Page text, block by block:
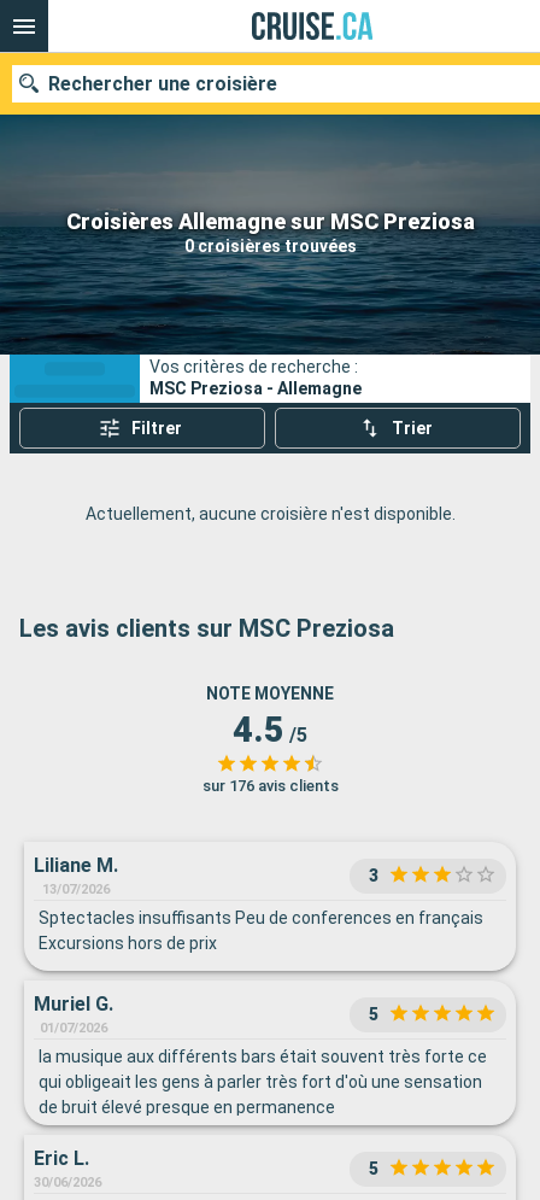
Croisières Allemagne sur MSC Preziosa
0 croisières trouvées
Rechercher une croisière
Nos destinations
Mois de départ
Ports Compagnies
Rechercher
Vos critères de recherche :
MSC Preziosa - Allemagne
Filtrer Trier
Actuellement, aucune croisière n'est disponible.
Les avis clients sur MSC Preziosa
NOTE MOYENNE
4.5 /5
sur 176 avis clients
Liliane M.
13/07/2026
3
Sptectacles insuffisants Peu de conferences en français
Excursions hors de prix
Muriel G.
01/07/2026
5
la musique aux différents bars était souvent très forte ce
qui obligeait les gens à parler très fort d'où une sensation
de bruit élevé presque en permanence
Eric L.
30/06/2026
5